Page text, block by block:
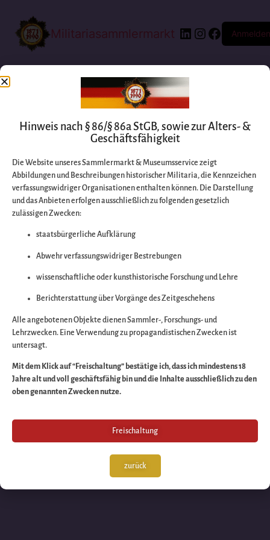
Militariasammlermarkt Anmelden
Entschuldigen Sie
bitte die
Wir arbeiten an
großartigen Sache
schauen Sie bald
wieder vorbei!
Hinweis nach § 86/§ 86a StGB, sowie zur Alters- &
Geschäftsfähigkeit
Die Website unseres Sammlermarkt & Museumsservice zeigt
Abbildungen und Beschreibungen historischer Militaria, die Kennzeichen
verfassungswidriger Organisationen enthalten können. Die Darstellung
und das Anbieten erfolgen ausschließlich zu folgenden gesetzlich
zulässigen Zwecken:
staatsbürgerliche Aufklärung
Abwehr verfassungswidriger Bestrebungen
wissenschaftliche oder kunsthistorische Forschung und Lehre
Berichterstattung über Vorgänge des Zeitgeschehens
Alle angebotenen Objekte dienen Sammler-, Forschungs- und
Lehrzwecken. Eine Verwendung zu propagandistischen Zwecken ist
untersagt.
Mit dem Klick auf “Freischaltung” bestätige ich, dass ich mindestens 18
Jahre alt und voll geschäftsfähig bin und die Inhalte ausschließlich zu den
oben genannten Zwecken nutze.
Freischaltung
zurück